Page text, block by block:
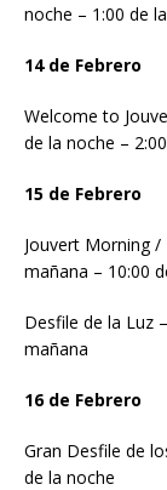
noche – 1:00 de
14 de Febrero
Welcome to
de la noche –
15 de Febrero
Jouvert Morning /
mañana – 10:00
Desfile de la Luz
mañana
16 de Febrero
Gran Desfile de
de la noche